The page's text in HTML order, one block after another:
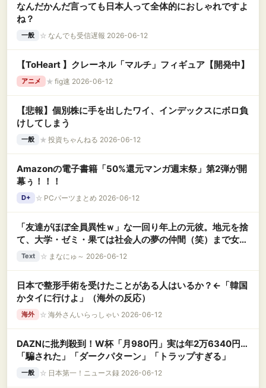
なんだかんだ言っても日本人って全体的におしゃれですよ
ね？
一般 ☆ なんでも受信遅報 2026-06-12
【ToHeart 】クレーネル「マルチ」フィギュア【開発中】
アニメ ★ fig速 2026-06-12
【悲報】個別株に手を出したワイ、インデックスにボロ負
けしてしまう
一般 ★ 投資ちゃんねる 2026-06-12
Amazonの電子書籍「50%還元マンガ週末祭」第2弾が開
幕ぅ！！！
D+ ☆ PCパーツまとめ 2026-06-12
「友達がほぼ全員異性ｗ」な一回り年上の元彼。地元を捨
て、大学・ゼミ・果ては社会人の夢の仲間（笑）まで女だ
らけな環境に、私の『生理的嫌悪感』が限界突破
Text ☆ まなにゅ～ 2026-06-12
日本で整形手術を受けたことがある人はいるか？←「韓国
かタイに行けよ」（海外の反応）
海外 ☆ 海外さんいらっしゃい 2026-06-12
DAZNに批判殺到！W杯「月980円」実は年2万6340円…
「騙された」「ダークパターン」「トラップすぎる」
一般 ☆ 日本第一！ニュース録 2026-06-12